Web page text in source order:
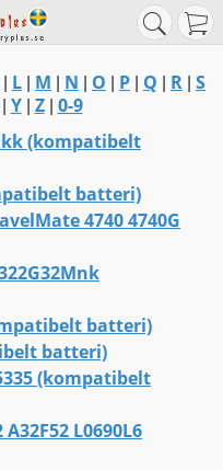
L M N O P Q R S
Y| Z| 0-9
(kompatibelt
batteri)
4740 4740G
batteri)
batteri)
(kompatibelt
A32F52 L0690L6